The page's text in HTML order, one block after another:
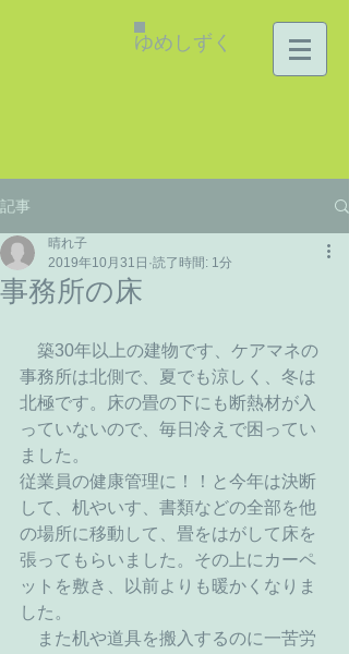
ゆめしずく
記事
事務所の床
晴れ子
2019年10月31日 読了時間: 1分
築30年以上の建物です、ケアマネの
事務所は北側で、夏でも涼しく、冬は
北極です。床の畳の下にも断熱材が入
っていないので、毎日冷えで困ってい
ました。
従業員の健康管理に！！と今年は決断
して、机やいす、書類などの全部を他
の場所に移動して、畳をはがして床を
張ってもらいました。その上にカーペ
ットを敷き、以前よりも暖かくなりま
した。
また机や道具を搬入するのに一苦労